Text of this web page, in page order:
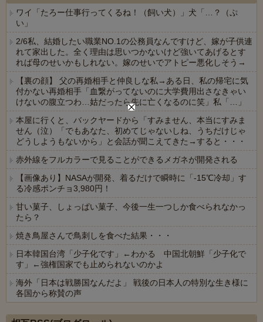
ワイ「たろー仕事行ってくるね！（飼い犬）」犬「…？（ぷ
い」
2/6私、結婚したい職業NO.1の公務員なんですけど、嫁が子供連
れて家出した。全く理由は思いつかないけど強いてあげるとす
れば母のせいかもしれない。嫁のせいでアトピー悪化しそう→
【裏の顔】 父の再婚相手と仲良しな私→ある日、私の帰宅に気
付かない再婚相手「血繋がってないのに大学費用出さなきゃい
けないの腹立つわ…姑だったら先に亡くなるのに笑」私「…」
本屋に行くと、バックヤードから「すみません、本当にすみま
せん（泣）「でもあなた、初めてじゃないしね、うちだけじゃ
どうしようもないから」と会話が聞こえてきた→すると・・・
赤外線をフルカラーで見ることができるメガネが開発される
【画像あり】NASAが開発、着るだけで瞬時に「-15℃冷却」す
る冷感ポンチョ3,980円！
甘い菓子、しょっぱい菓子、今後一生一つしか食べられなかっ
たら？
焼き鳥屋さんで鳥刺しを食べた結果・・・
日本韓国台湾「少子化です」←わかる 中国北朝鮮「少子化で
す」←強権国家でも止められないのかよ
海外「日本は戦勝国なんだよ」 戦後の日本人の特別な生き様に
各国から称賛の声